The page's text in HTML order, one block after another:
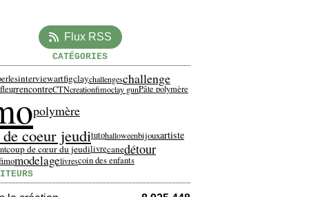
Flux RSS
CATÉGORIES
interviewartfigclaychallengeschallenge
fleurrencontreCTNcreationfimoclay gunPâte polymère
polymère
coeur jeuditutohalloweenbijouxartiste
coup de cœur du jeudilivrecanedétour
modelagelivrescoin des enfants